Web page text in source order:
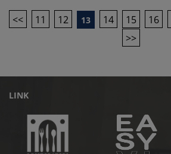
<< 11 12 13 14 15 16
>>
LINK